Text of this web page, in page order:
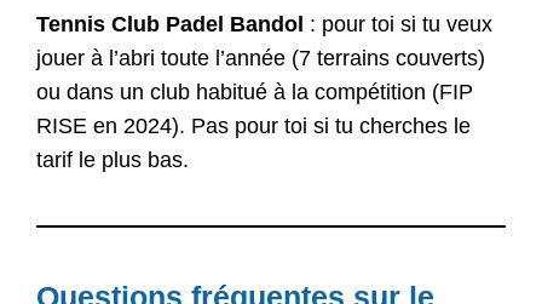
Tennis Club Padel Bandol : pour toi si tu veux
jouer à l’abri toute l’année (7 terrains couverts)
ou dans un club habitué à la compétition (FIP
RISE en 2024). Pas pour toi si tu cherches le
tarif le plus bas.
Questions fréquentes sur le